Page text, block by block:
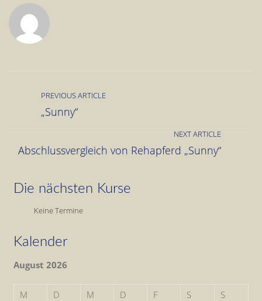
PREVIOUS ARTICLE
„Sunny“
NEXT ARTICLE
Abschlussvergleich von Rehapferd „Sunny“
Die nächsten Kurse
Keine Termine
Kalender
August 2026
M D M D F S
S